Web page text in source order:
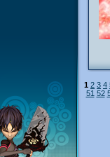
1 2 3 4
51 52